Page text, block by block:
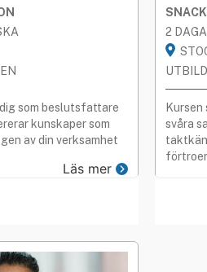
som beslutsfattare
kunskaper som
av din verksamhet
Läs mer
2
svåra